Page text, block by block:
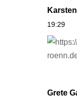
19:29
Grete